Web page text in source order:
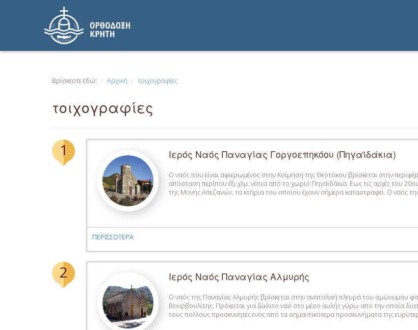
Βρίσκεστε εδώ: Αρχική τοιχογραφίες
τοιχογραφίες
1 Ιερός Ναός Παναγίας Γοργοεπηκόου (Πηγαϊδάκια)
Ο ναός που είναι αφιερωμένος στην Κοίμηση της Θεοτόκου βρίσκεται στην
απόσταση περίπου έξι χλμ. νότια από το χωριό Πηγαϊδάκια. ΄Εως τις αρχές του
της Μονής Απεζανών, τα κτήρια του οποίου έχουν σήμερα καταστραφεί. Ο ναός
ΠΕΡΙΣΣΟΤΕΡΑ
2 Ιερός Ναός Παναγίας Αλμυρής
Ο ναός της Παναγίας Αλμυρής βρίσκεται στην ανατολική πλευρά του ομώνυμου
Βουρβουλίτης. Πρόκειται για δίκλιτο ναό στο μέσο αυλής γύρω από την οποία
τους πολλούς προσκυνητές ενός από τα σημαντικότερα προσκυνήματα της